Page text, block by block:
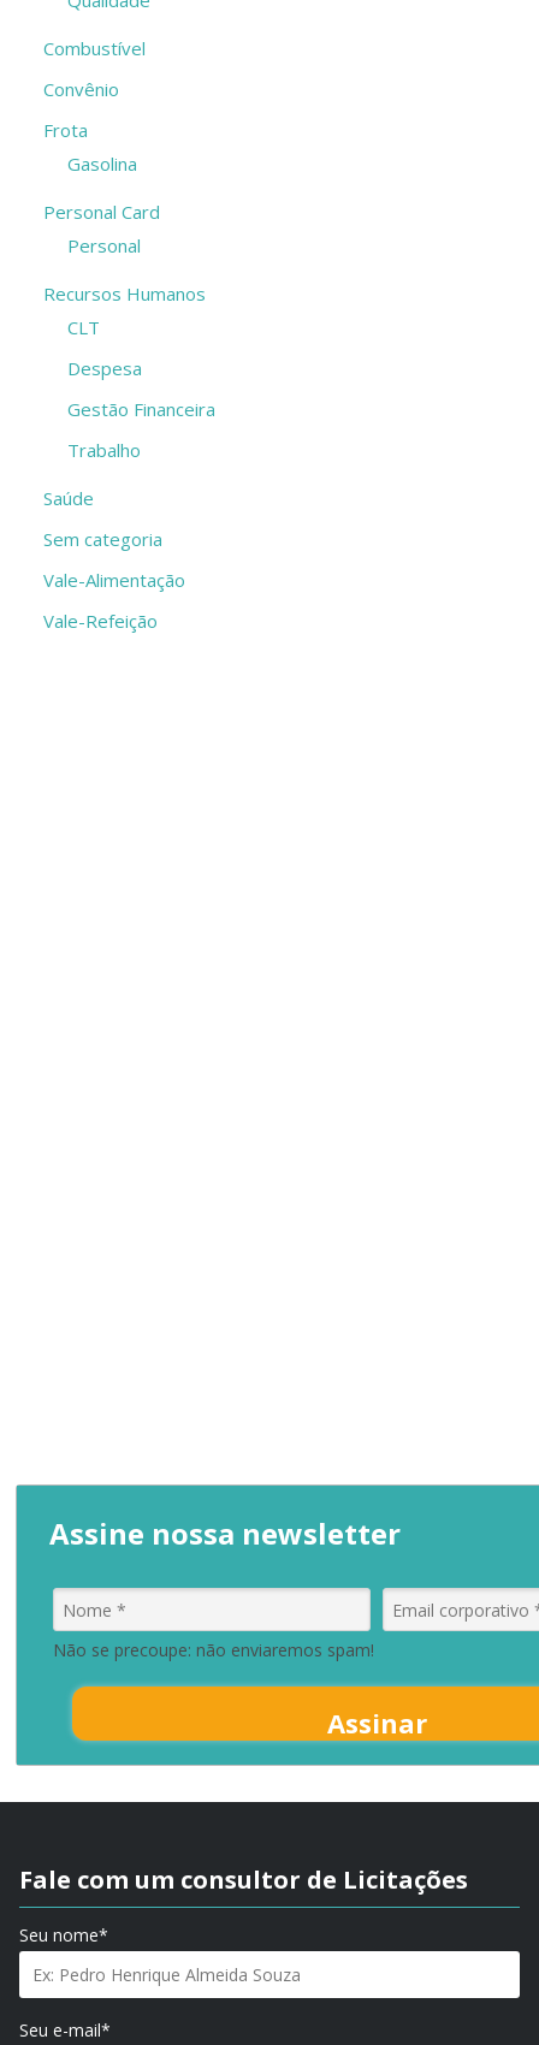
Combustível
Convênio
Frota
Gasolina
Personal Card
Personal
Recursos Humanos
CLT
Despesa
Gestão Financeira
Trabalho
Saúde
Sem categoria
Vale-Alimentação
Vale-Refeição
Assine nossa newsletter
Não se precoupe: não enviaremos spam!
Assinar
Fale com um consultor de Licitações
Seu nome*
Seu e-mail*